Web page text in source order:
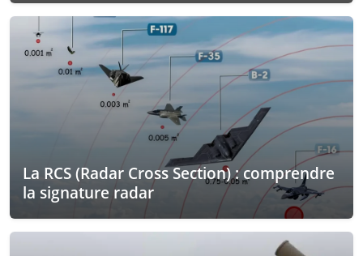
La RCS (Radar Cross Section) : comprendre
la signature radar